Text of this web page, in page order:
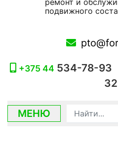
подвижного
+375 44 534-78-93
32
МЕНЮ